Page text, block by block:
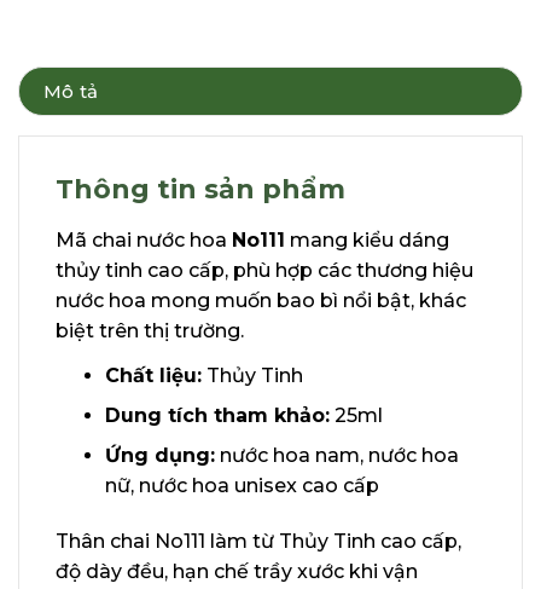
Mô tả
Thông tin sản phẩm
Mã chai nước hoa No111 mang kiểu dáng
thủy tinh cao cấp, phù hợp các thương hiệu
nước hoa mong muốn bao bì nổi bật, khác
biệt trên thị trường.
Chất liệu:Thủy Tinh
Dung tích tham khảo:25ml
Ứng dụng:nước hoa nam, nước hoa
nữ, nước hoa unisex cao cấp
Thân chai No111 làm từ Thủy Tinh cao cấp,
độ dày đều, hạn chế trầy xước khi vận